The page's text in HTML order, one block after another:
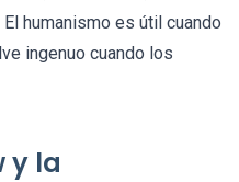
humanismo es útil cuando
ingenuo cuando los
y la